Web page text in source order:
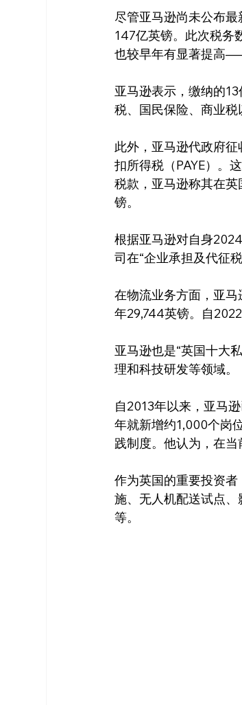
尽管亚马逊尚未公布
147亿英镑。此次税务
也较早年有显著提高
亚马逊表示，缴纳的
税、国民保险、商业税
此外，亚马逊代政府
扣所得税（PAYE）。
税款，亚马逊称其在
镑。
根据亚马逊对自身
司在“企业承担及代征
在物流业务方面，亚
年29,744英镑。自
亚马逊也是“英国十大
理和科技研发等领域。
自2013年以来，亚马
年就新增约1,000个岗
践制度。他认为，在当
作为英国的重要投资
施、无人机配送试点
等。